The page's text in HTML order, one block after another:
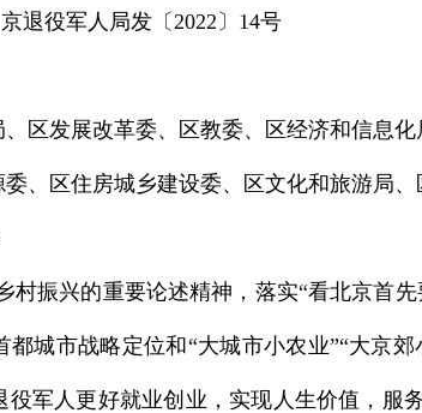
京退役军人局发 〔2022〕14号
发展改革委、区教委、区经济和信息化
、区住房城乡建设委、区文化和旅游局
村振兴的重要论述精神，落实“看北京首先
城市战略定位和“大城市小农业”“大京
军人更好就业创业，实现人生价值，服